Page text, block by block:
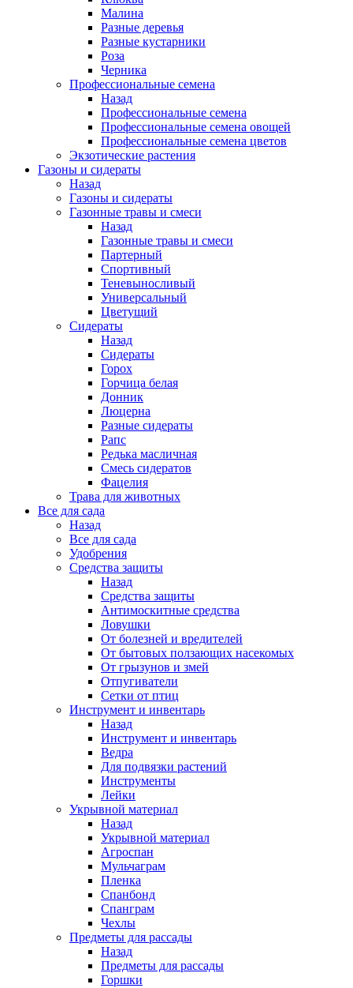
Малина
Разные деревья
Разные кустарники
Роза
Черника
Профессиональные семена
Назад
Профессиональные семена
Профессиональные семена овощей
Профессиональные семена цветов
Экзотические растения
Газоны и сидераты
Назад
Газоны и сидераты
Газонные травы и смеси
Назад
Газонные травы и смеси
Партерный
Спортивный
Теневыносливый
Универсальный
Цветущий
Сидераты
Назад
Сидераты
Горох
Горчица белая
Донник
Люцерна
Разные сидераты
Рапс
Редька масличная
Смесь сидератов
Фацелия
Трава для животных
Все для сада
Назад
Все для сада
Удобрения
Средства защиты
Назад
Средства защиты
Антимоскитные средства
Ловушки
От болезней и вредителей
От бытовых ползающих насекомых
От грызунов и змей
Отпугиватели
Сетки от птиц
Инструмент и инвентарь
Назад
Инструмент и инвентарь
Ведра
Для подвязки растений
Инструменты
Лейки
Укрывной материал
Назад
Укрывной материал
Агроспан
Мульчаграм
Пленка
Спанбонд
Спанграм
Чехлы
Предметы для рассады
Назад
Предметы для рассады
Горшки